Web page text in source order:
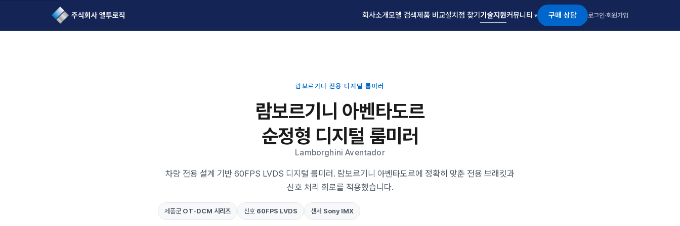
L2Logic 1onetake
회사소개모델 검색제품 비교설치점 찾기 기술지원커뮤니티 구매 상담 로그인·회원가입
람보르기니 전용 디지털 룸미러
람보르기니 아벤타도르
순정형 디지털 룸미러
Lamborghini Aventador
차량 전용 설계 기반 60FPS LVDS 디지털 룸미러. 람보르기니 아벤타도르에 정확히 맞춘 전용 브래킷과
신호 처리 회로를 적용했습니다.
제품군 OT-DCM 시리즈 신호 60FPS LVDS 센서 Sony IMX